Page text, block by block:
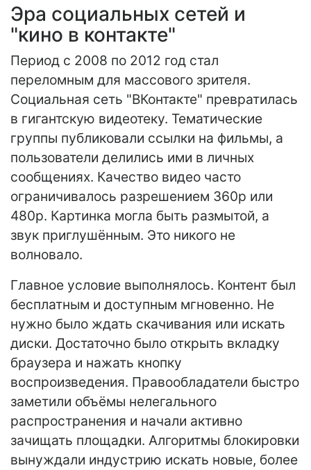
Эра социальных сетей и
"кино в контакте"
Период с 2008 по 2012 год стал
переломным для массового зрителя.
Социальная сеть "ВКонтакте" превратилась
в гигантскую видеотеку. Тематические
группы публиковали ссылки на фильмы, а
пользователи делились ими в личных
сообщениях. Качество видео часто
ограничивалось разрешением 360p или
480p. Картинка могла быть размытой, а
звук приглушённым. Это никого не
волновало.
Главное условие выполнялось. Контент был
бесплатным и доступным мгновенно. Не
нужно было ждать скачивания или искать
диски. Достаточно было открыть вкладку
браузера и нажать кнопку
воспроизведения. Правообладатели быстро
заметили объёмы нелегального
распространения и начали активно
зачищать площадки. Алгоритмы блокировки
вынуждали индустрию искать новые, более